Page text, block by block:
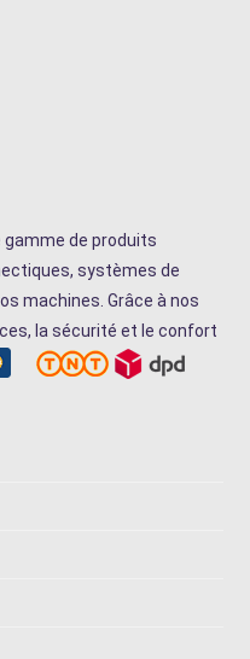
gamme de produits
systèmes de
machines. Grâce à nos
la sécurité et le confort